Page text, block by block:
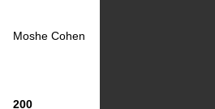
Moshe Cohen
200